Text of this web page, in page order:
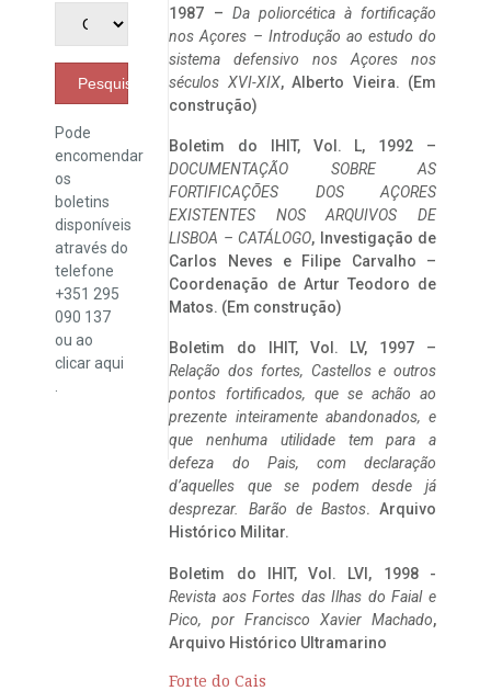
Pesquisar
Pode
encomendar
os
boletins
disponíveis
através do
telefone
+351 295
090 137
ou ao
clicaraqui
1987 – Da poliorcética à fortificação
nos Açores – Introdução ao estudo do
sistema defensivo nos Açores nos
séculos XVI-XIX, Alberto Vieira. (Em
construção)
Boletim do IHIT, Vol. L, 1992 –
DOCUMENTAÇÃO SOBRE AS
FORTIFICAÇÕES DOS AÇORES
EXISTENTES NOS ARQUIVOS DE
LISBOA – CATÁLOGO, Investigação de
Carlos Neves e Filipe Carvalho –
Coordenação de Artur Teodoro de
Matos. (Em construção)
Boletim do IHIT, Vol. LV, 1997 –
Relação dos fortes, Castellos e outros
pontos fortificados, que se achão ao
prezente inteiramente abandonados, e
que nenhuma utilidade tem para a
defeza do Pais, com declaração
d’aquelles que se podem desde já
desprezar. Barão de Bastos. Arquivo
Histórico Militar.
Boletim do IHIT, Vol. LVI, 1998 -
Revista aos Fortes das Ilhas do Faial e
Pico, por Francisco Xavier Machado,
Arquivo Histórico Ultramarino
Forte do Cais